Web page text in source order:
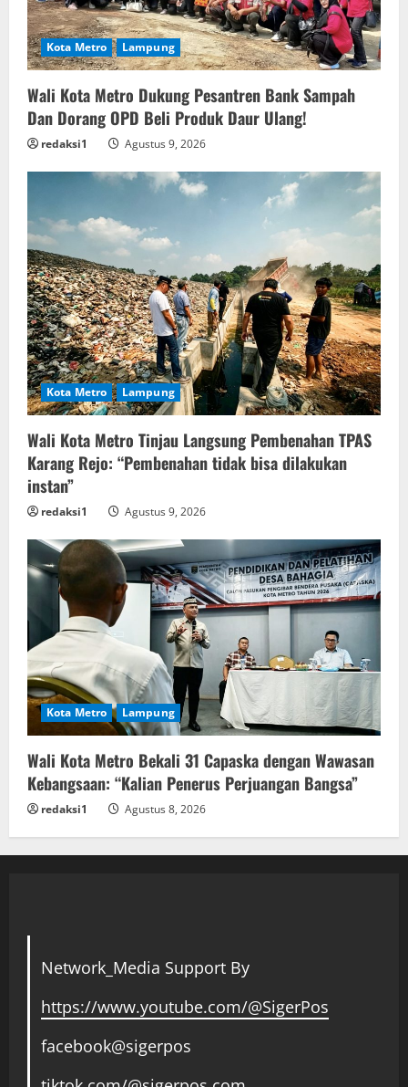
Kota Metro Lampung
Wali Kota Metro Dukung Pesantren Bank Sampah
Dan Dorang OPD Beli Produk Daur Ulang!
redaksi1 Agustus 9, 2026
Kota Metro Lampung
Wali Kota Metro Tinjau Langsung Pembenahan TPAS
Karang Rejo: “Pembenahan tidak bisa dilakukan
instan”
redaksi1 Agustus 9, 2026
Kota Metro Lampung
Wali Kota Metro Bekali 31 Capaska dengan Wawasan
Kebangsaan: “Kalian Penerus Perjuangan Bangsa”
redaksi1 Agustus 8, 2026
Network_Media Support By
https://www.youtube.com/@SigerPos
facebook@sigerpos